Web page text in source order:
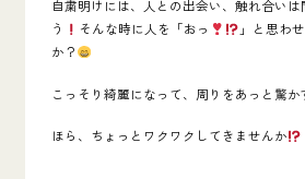
自粛明けには、人との出会い、触れ合い
う
そんな時に人を「おっ
」と思わ
か？
こっそり綺麗になって、周りをあっと驚か
ほら、ちょっとワクワクしてきませんか